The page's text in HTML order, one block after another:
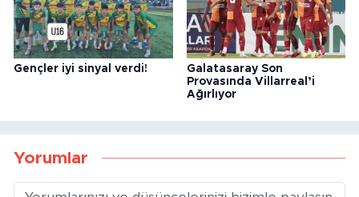
Gençler iyi sinyal verdi!
Galatasaray Son
Provasında Villarreal’i
Ağırlıyor
Yorumlar